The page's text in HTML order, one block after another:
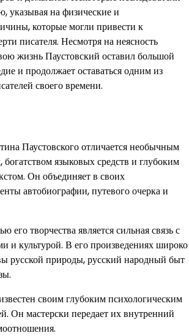
указывая на физические и
которые могли привести к
писателя. Несмотря на неясность
жизнь Паустовский оставил большой
и продолжает оставаться одним из
своего времени.
Паустовского отличается необычным
языковых средств и глубоким
Он объединяет в своих
автобиографии, путевого очерка и
его творчества является сильная связь с
и культурой. В его произведениях широко
русской природы, русский народный быт
своим глубоким психологическим
Он мастерски передает их внутренний